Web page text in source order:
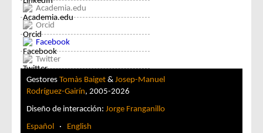
Academia.edu
Orcid
Facebook
Twitter
Gestores Tomàs Baiget & Josep-Manuel
Rodríguez-Gairín, 2005-2026
Diseño de interacción: Jorge Franganillo
Español
· English